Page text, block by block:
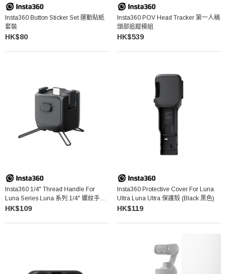
Insta360 Button Sticker Set 運動貼紙
套裝
HK$80
Insta360 POV Head Tracker 第一人稱
頭部追蹤模組
HK$539
Insta360 1/4" Thread Handle For
Luna Series Luna 系列 1/4" 螺紋手柄
(Black 黑色)
HK$109
Insta360 Protective Cover For Luna
Ultra Luna Ultra 保護殼 (Black 黑色)
HK$119